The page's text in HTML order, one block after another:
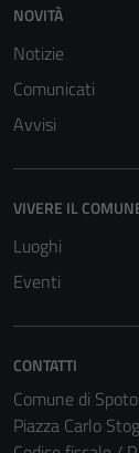
NOVITÀ
Notizie
Comunicati
Avvisi
VIVERE IL
Luoghi
Eventi
CONTATTI
Comune di
Piazza Carlo